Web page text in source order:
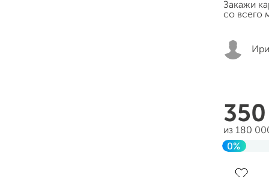
Закажи
со всего
из 180
0%